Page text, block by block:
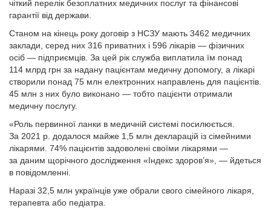
чіткий перелік безоплатних медичних послуг та фінансові
гарантії від держави.
Станом на кінець року договір з НСЗУ мають 3462 медичних
заклади, серед них 316 приватних і 596 лікарів — фізичних
осіб — підприємців. За цей рік служба виплатила їм понад
114 млрд грн за надану пацієнтам медичну допомогу, а лікарі
створили понад 75 млн електронних направлень для пацієнтів.
45 млн з них було виконано — тобто пацієнти отримали
медичну послугу.
«Роль первинної ланки в медичній системі посилюється.
За 2021 р. додалося майже 1,5 млн декларацій із сімейними
лікарями. 74% пацієнтів задоволені своїми лікарями —
за даним щорічного дослідження «Індекс здоров’я», — йдеться
в повідомленні.
Наразі 32,5 млн українців уже обрали свого сімейного лікаря,
терапевта або педіатра.